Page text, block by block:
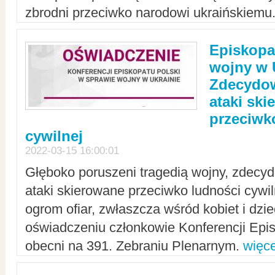
zbrodni przeciwko narodowi
wojny w
ataki
cywilnej
2022-03-15 16:00:01
Głęboko poruszeni tragedią wojny,
ataki skierowane przeciwko ludności
ogrom ofiar, zwłaszcza wśród kobiet i
oświadczeniu członkowie Konferencji
obecni na 391. Zebraniu Plenarnym.